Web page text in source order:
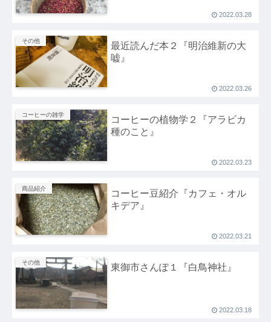
2022.03.28
その他
最近読んだ本２『明治維新の大
嘘』
2022.03.26
コーヒーの雑学
コーヒーの植物学２『アラビカ
種のこと』
2022.03.23
商品紹介
コーヒー豆紹介『カフェ・オル
キデア』
2022.03.21
その他 東御市さんぽ１『白鳥神社』
2022.03.18